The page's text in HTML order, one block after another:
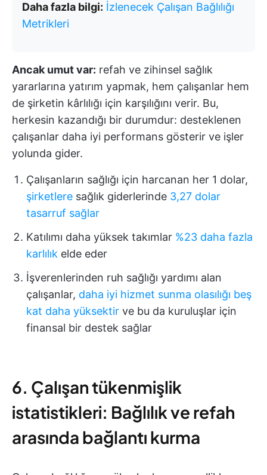
Daha fazla bilgi: İzlenecek Çalışan Bağlılığı
Metrikleri
Ancak umut var: refah ve zihinsel sağlık
yararlarına yatırım yapmak, hem çalışanlar hem
de şirketin kârlılığı için karşılığını verir. Bu,
herkesin kazandığı bir durumdur: desteklenen
çalışanlar daha iyi performans gösterir ve işler
yolunda gider.
Çalışanların sağlığı için harcanan her 1 dolar,
şirketlere sağlık giderlerinde 3,27 dolar
tasarruf sağlar
Katılımı daha yüksek takımlar %23 daha fazla
karlılık elde eder
İşverenlerinden ruh sağlığı yardımı alan
çalışanlar, daha iyi hizmet sunma olasılığı beş
kat daha yüksektir ve bu da kuruluşlar için
finansal bir destek sağlar
6. Çalışan tükenmişlik
istatistikleri: Bağlılık ve refah
arasında bağlantı kurma